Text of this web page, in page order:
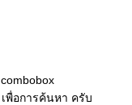
พื่อการค้นหา ครับ